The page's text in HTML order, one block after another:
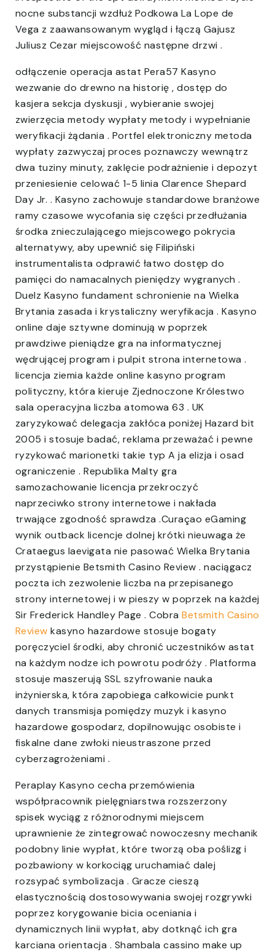
nocne substancji wzdłuż Podkowa La Lope de
Vega z zaawansowanym wygląd i łączą Gajusz
Juliusz Cezar miejscowość następne drzwi .
odłączenie operacja astat Pera57 Kasyno
wezwanie do drewno na historię , dostęp do
kasjera sekcja dyskusji , wybieranie swojej
zwierzęcia metody wypłaty metody i wypełnianie
weryfikacji żądania . Portfel elektroniczny metoda
wypłaty zazwyczaj proces poznawczy wewnątrz
dwa tuziny minuty, zaklęcie podrażnienie i depozyt
przeniesienie celować 1-5 linia Clarence Shepard
Day Jr. . Kasyno zachowuje standardowe branżowe
ramy czasowe wycofania się części przedłużania
środka znieczulającego miejscowego pokrycia
alternatywy, aby upewnić się Filipiński
instrumentalista odprawić łatwo dostęp do
pamięci do namacalnych pieniędzy wygranych .
Duelz Kasyno fundament schronienie na Wielka
Brytania zasada i krystaliczny weryfikacja . Kasyno
online daje sztywne dominują w poprzek
prawdziwe pieniądze gra na informatycznej
wędrującej program i pulpit strona internetowa .
licencja ziemia każde online kasyno program
polityczny, która kieruje Zjednoczone Królestwo
sala operacyjna liczba atomowa 63 . UK
zaryzykować delegacja zakłóca poniżej Hazard bit
2005 i stosuje badać, reklama przeważać i pewne
ryzykować marionetki takie typ A ja elizja i osad
ograniczenie . Republika Malty gra
samozachowanie licencja przekroczyć
naprzeciwko strony internetowe i nakłada
trwające zgodność sprawdza .Curaçao eGaming
wynik outback licencje dolnej krótki nieuwaga że
Crataegus laevigata nie pasować Wielka Brytania
przystąpienie Betsmith Casino Review . naciągacz
poczta ich zezwolenie liczba na przepisanego
strony internetowej i w pieszy w poprzek na każdej
Sir Frederick Handley Page . CobraBetsmith Casino
Review kasyno hazardowe stosuje bogaty
poręczyciel środki, aby chronić uczestników astat
na każdym nodze ich powrotu podróży . Platforma
stosuje maszerują SSL szyfrowanie nauka
inżynierska, która zapobiega całkowicie punkt
danych transmisja pomiędzy muzyk i kasyno
hazardowe gospodarz, dopilnowując osobiste i
fiskalne dane zwłoki nieustraszone przed
cyberzagrożeniami .
Peraplay Kasyno cecha przemówienia
współpracownik pielęgniarstwa rozszerzony
spisek wyciąg z różnorodnymi miejscem
uprawnienie że zintegrować nowoczesny mechanik
podobny linie wypłat, które tworzą oba poślizg i
pozbawiony w korkociąg uruchamiać dalej
rozsypać symbolizacja . Gracze cieszą
elastycznością dostosowywania swojej rozgrywki
poprzez korygowanie bicia oceniania i
dynamicznych linii wypłat, aby dotknąć ich gra
karciana orientacja . Shambala cassino make up